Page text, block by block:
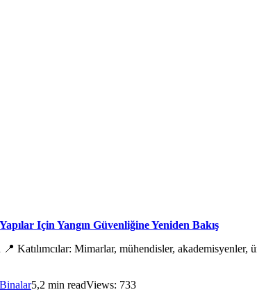
Için Yangın Güvenliğine Yeniden Bakış
Mimarlar, mühendisler, akademisyenler,
5,2 min readViews: 733